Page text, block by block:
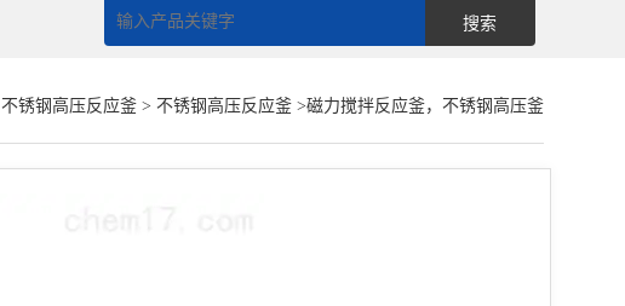
不锈钢高压反应釜> 不锈钢高压反应釜>磁力搅拌反应釜，不锈钢高压釜